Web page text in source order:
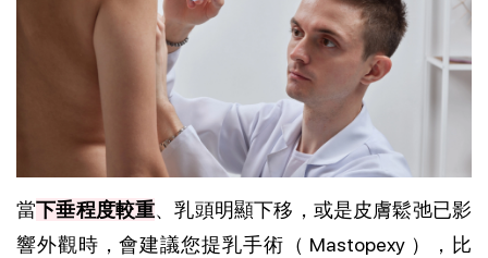
當下垂程度較重、乳頭明顯下移，或是皮膚鬆弛已影
響外觀時，會建議您提乳手術（ Mastopexy ），比